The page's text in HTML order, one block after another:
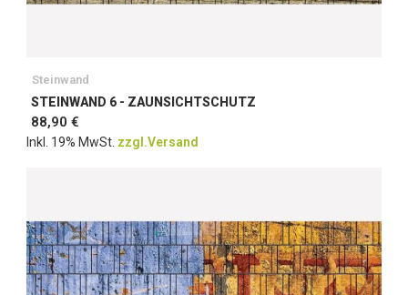
Steinwand
STEINWAND 6 - ZAUNSICHTSCHUTZ
88,90 €
Inkl. 19% MwSt. zzgl.Versand